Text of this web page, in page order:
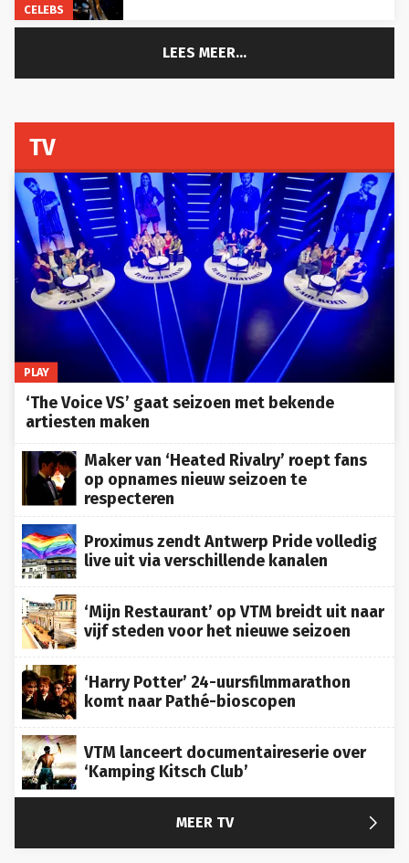
LEES MEER...
TV
PLAY
‘The Voice VS’ gaat seizoen met bekende
artiesten maken
Maker van ‘Heated Rivalry’ roept fans
op opnames nieuw seizoen te
respecteren
Proximus zendt Antwerp Pride volledig
live uit via verschillende kanalen
‘Mijn Restaurant’ op VTM breidt uit naar
vijf steden voor het nieuwe seizoen
‘Harry Potter’ 24-uursfilmmarathon
komt naar Pathé-bioscopen
VTM lanceert documentaireserie over
‘Kamping Kitsch Club’
MEER TV 